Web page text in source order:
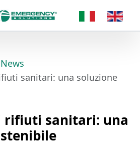
Seleziona la
News
sanitari: una soluzione
rifiuti sanitari: una